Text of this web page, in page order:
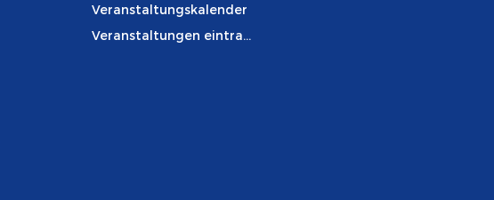
Veranstaltungskalender
Veranstaltungen eintragen